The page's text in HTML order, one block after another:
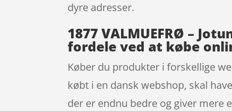
dyre adresser.
1877 VALMUEFRØ –
fordele ved at købe
Køber du produkter i forskellige
købt i en dansk webshop, skal
der er endnu bedre og giver mere